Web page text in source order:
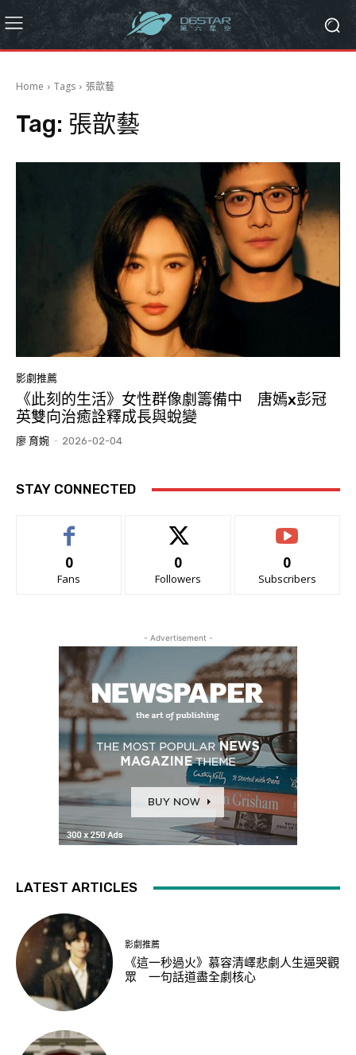
Home Tags 張歆藝
Tag: 張歆藝
影劇推薦
《此刻的生活》女性群像劇籌備中 唐嫣x彭冠
英雙向治癒詮釋成長與蛻變
廖 育婉 - 2026-02-04
STAY CONNECTED
0
Fans
0
Followers
0
Subscribers
- Advertisement -
LATEST ARTICLES
影劇推薦
《這一秒過火》慕容清嶧悲劇人生逼哭觀
眾 一句話道盡全劇核心